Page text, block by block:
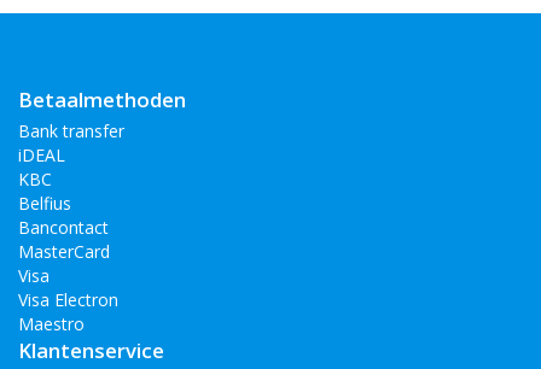
Betaalmethoden
Bank transfer
iDEAL
KBC
Belfius
Bancontact
MasterCard
Visa
Visa Electron
Maestro
Klantenservice